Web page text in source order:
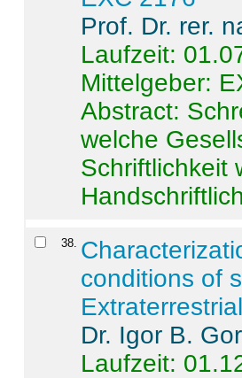
Prof. Dr. rer.
Laufzeit:
Mittelgeber:
Abstract:
welche
Schriftlichkeit
38.
conditions of
Dr. Igor B.
Laufzeit: